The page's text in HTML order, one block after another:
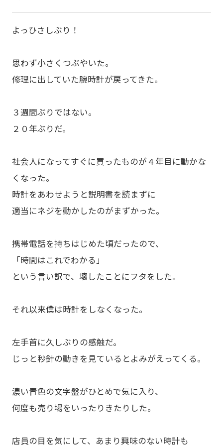
よっひさしぶり！
思わず小さくつぶやいた。
修理に出していた腕時計が戻ってきた。
３週間ぶりではない。
２０年ぶりだ。
社会人になってすぐに買ったものが４年目に動かな
くなった。
時計をあわせようと説明書を読まずに
適当にネジを動かしたのがまずかった。
携帯電話を持ちはじめた頃だったので、
「時間はこれでわかる」
という言い訳で、壊したことにフタをした。
それ以来僕は時計をしなくなった。
左手首に久しぶりの感触だ。
じっと秒針の動きを見ているとよみがえってくる。
濃い青色の文字盤がひとめで気に入り、
何度も売り場をいったりきたりした。
店員の目を気にして、あまり興味のない時計も